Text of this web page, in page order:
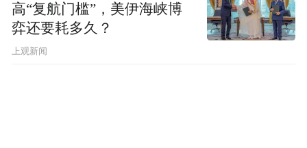
高“复航门槛”，美伊海峡博
弈还要耗多久？
上观新闻